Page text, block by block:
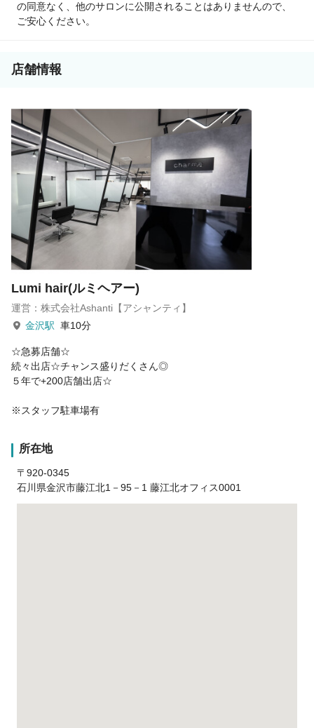
老名店在籍28歳男性）
・夫の転勤でも別の店舗で好きな美容師を続けられています
在籍29歳男性）
都心サロンはもちろん、郊外サロンでも満足できる入客ができ
ちゃいます！
ご不安な点などは何でもご相談ください♪
の同意なく、他のサロンに公開されることはありませんので、
ご安心ください。
店舗情報
Lumi hair(ルミヘアー)
運営：株式会社Ashanti【アシャンティ】
金沢駅 車10分
☆急募店舗☆
続々出店☆チャンス盛りだくさん◎
５年で+200店舗出店☆
※スタッフ駐車場有
所在地
〒920-0345
石川県金沢市藤江北1－95－1 藤江北オフィス0001